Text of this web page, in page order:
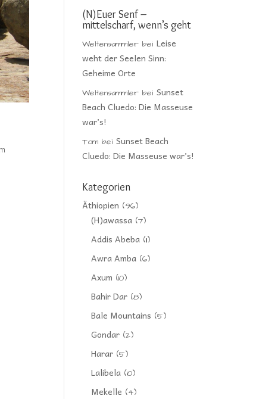
(N)Euer Senf –
mittelscharf, wenn’s geht
Weltensammler beiLeise
weht der Seelen Sinn:
Geheime Orte
Weltensammler beiSunset
Beach Cluedo: Die Masseuse
war’s!
Tom beiSunset Beach
Cluedo: Die Masseuse war’s!
Kategorien
Äthiopien (96)
(H)awassa (7)
Addis Abeba (11)
Awra Amba (6)
Axum (10)
Bahir Dar (8)
Bale Mountains (5)
Gondar (2)
Harar (5)
Lalibela (10)
Mekelle (4)